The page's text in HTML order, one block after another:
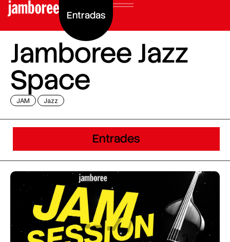
Entradas
Jamboree Jazz
Space
JAM Jazz
Entrades